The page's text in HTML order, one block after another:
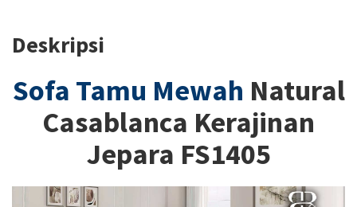
Deskripsi
Sofa Tamu Mewah Natural
Casablanca Kerajinan
Jepara FS1405